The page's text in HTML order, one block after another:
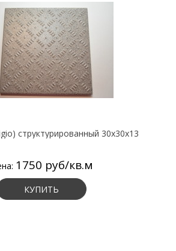
структурированный 30х30х13
1750 руб/кв.м
КУПИТЬ